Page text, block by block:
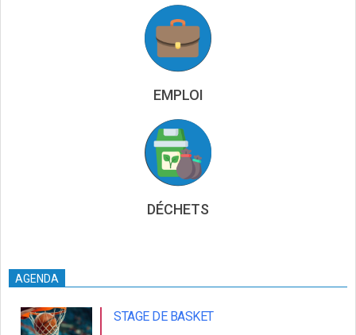
EMPLOI
DÉCHETS
AGENDA
STAGE DE BASKET